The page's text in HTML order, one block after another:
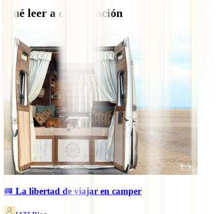
Qué leer a continuación
🚐 La libertad de viajar en camper